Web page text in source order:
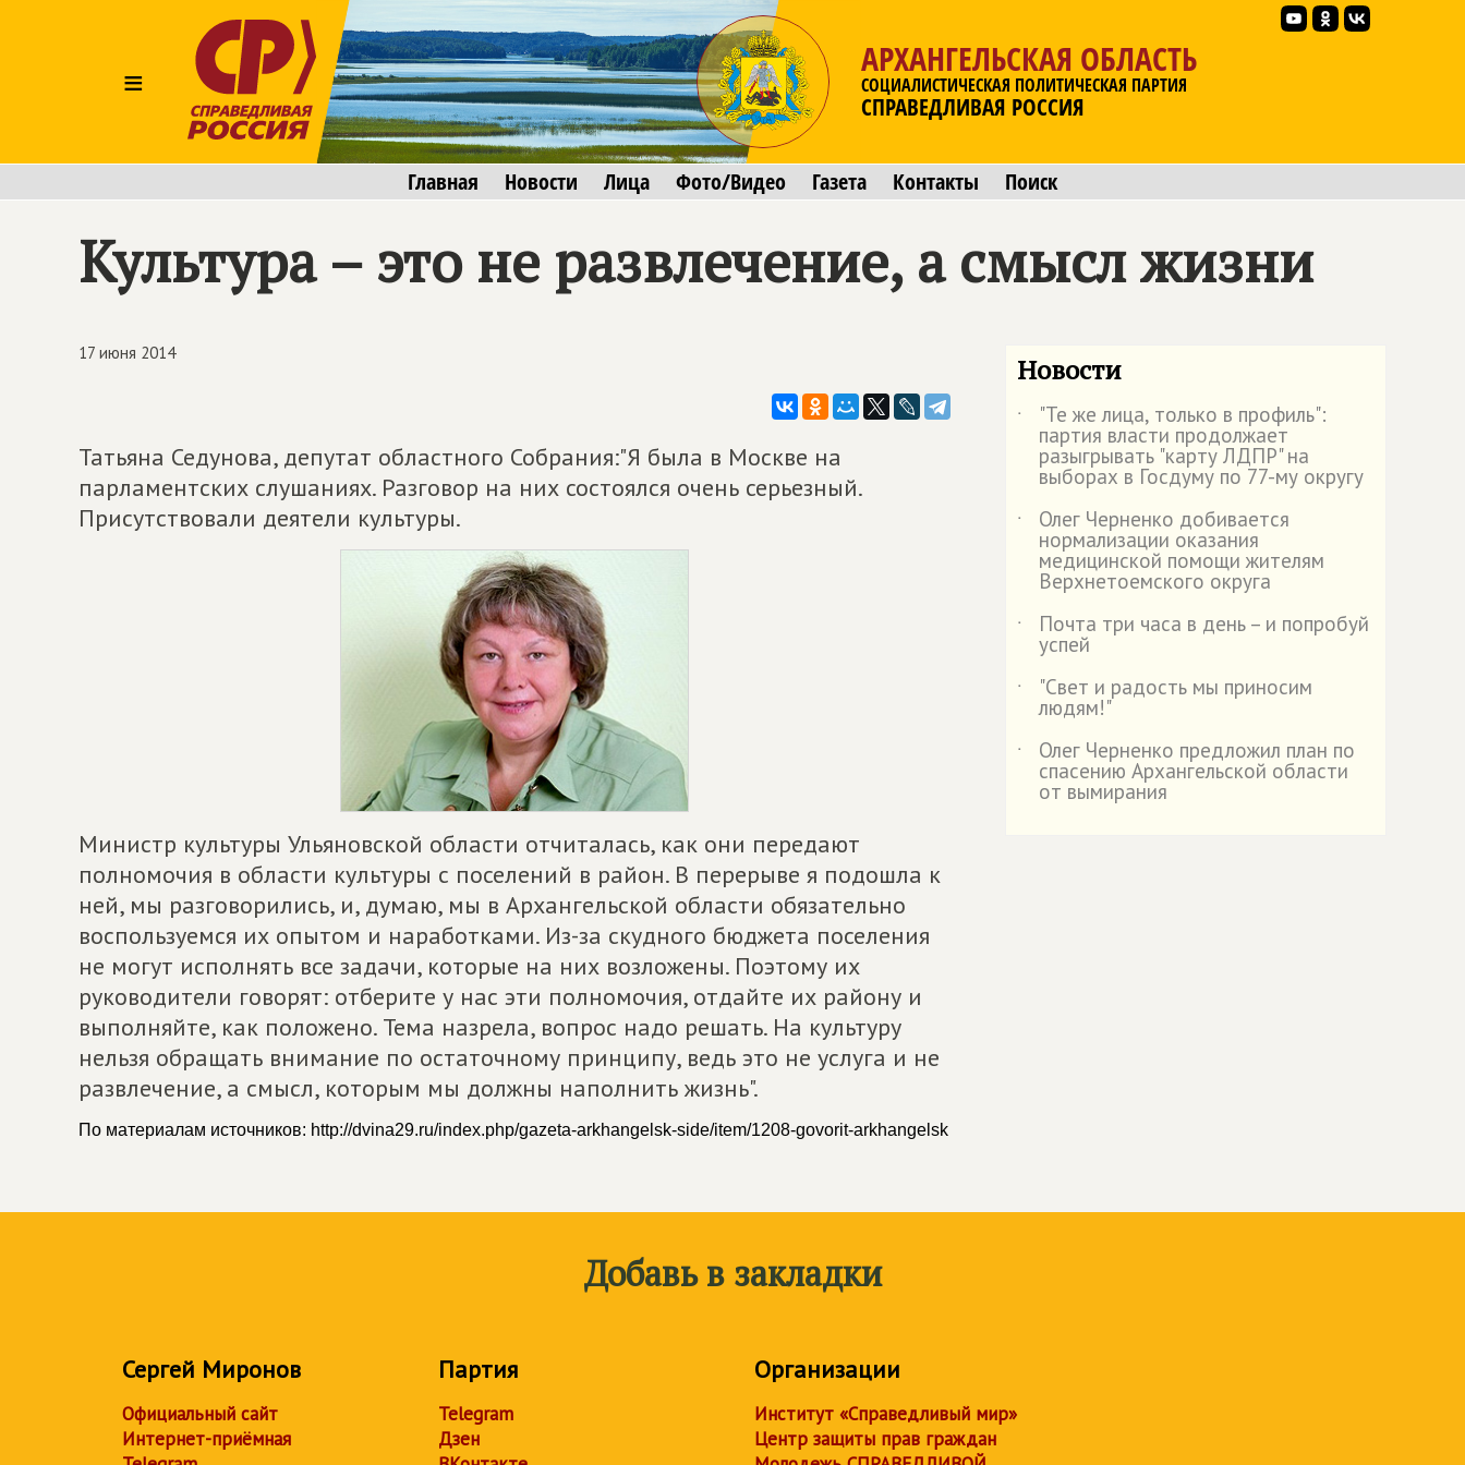
≡
АРХАНГЕЛЬСКАЯ ОБЛАСТЬ
СОЦИАЛИСТИЧЕСКАЯ ПОЛИТИЧЕСКАЯ ПАРТИЯ
СПРАВЕДЛИВАЯ РОССИЯ
Главная Новости Лица Фото/Видео Газета Контакты Поиск
Культура – это не развлечение, а смысл жизни
17 июня 2014
Татьяна Седунова, депутат областного Собрания:"Я была в Москве на
парламентских слушаниях. Разговор на них состоялся очень серьезный.
Присутствовали деятели культуры.
Министр культуры Ульяновской области отчиталась, как они передают
полномочия в области культуры с поселений в район. В перерыве я подошла к
ней, мы разговорились, и, думаю, мы в Архангельской области обязательно
воспользуемся их опытом и наработками. Из-за скудного бюджета поселения
не могут исполнять все задачи, которые на них возложены. Поэтому их
руководители говорят: отберите у нас эти полномочия, отдайте их району и
выполняйте, как положено. Тема назрела, вопрос надо решать. На культуру
нельзя обращать внимание по остаточному принципу, ведь это не услуга и не
развлечение, а смысл, которым мы должны наполнить жизнь".
По материалам источников: http://dvina29.ru/index.php/gazeta-arkhangelsk-side/item/1208-govorit-arkhangelsk
Новости
˙ "Те же лица, только в профиль":
партия власти продолжает
разыгрывать "карту ЛДПР" на
выборах в Госдуму по 77-му округу
˙
Олег Черненко добивается
нормализации оказания
медицинской помощи жителям
Верхнетоемского округа
˙
Почта три часа в день – и попробуй
успей
˙
"Свет и радость мы приносим
людям!"
˙
Олег Черненко предложил план по
спасению Архангельской области
от вымирания
Добавь в закладки
Сергей Миронов
Официальный сайт
Интернет-приёмная
Партия
Telegram
Дзен
Организации
Институт «Справедливый мир»
Центр защиты прав граждан